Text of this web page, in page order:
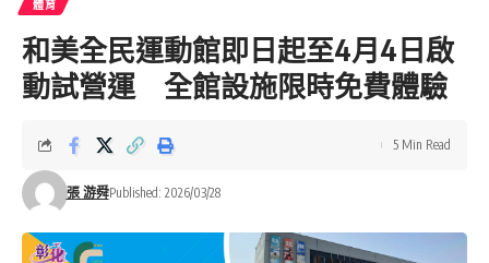
體育
和美全民運動館即日起至4月4日啟
動試營運 全館設施限時免費體驗
張 游舜Published: 2026/03/28
5 Min Read